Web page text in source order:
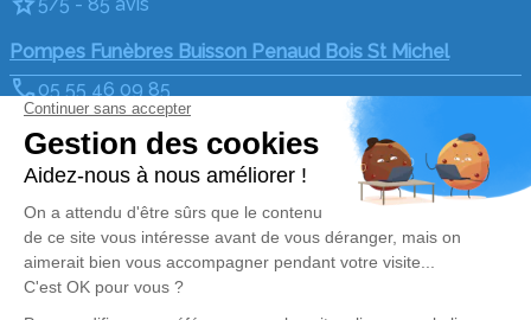
Pompes Funèbres Buisson Penaud Bois St Michel
05 55 46 09 85
contact.buissonpenaud@gmail.com
Parc d'activité du Bois Saint-Michel - 19200 - Ussel
4.9/5 - 133 avis
Nos Services
Organiser des obsèques
Monuments funéraires
Services aux familles
Liens utiles
Avis de décès
Demande de rendez-vous